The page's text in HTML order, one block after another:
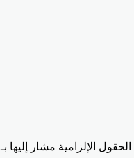
الحقول الإلزامية مشار إليها بـ